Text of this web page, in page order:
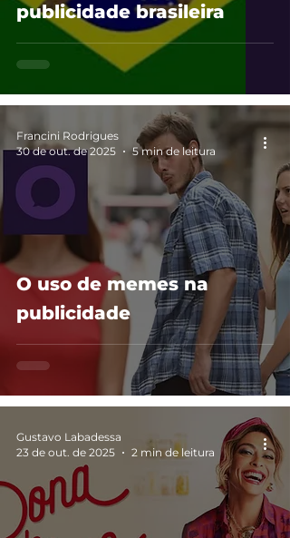
publicidade brasileira
O uso de memes na
publicidade
Francini Rodrigues
30 de out. de 2025
5 min de leitura
Gustavo Labadessa
23 de out. de 2025
2 min de leitura